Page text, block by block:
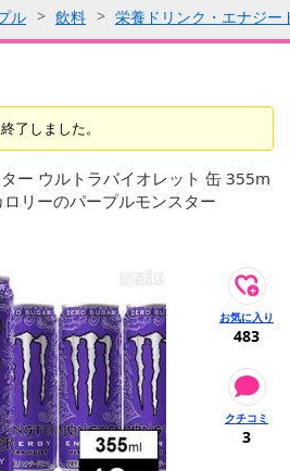
ル 飲料 栄養ドリンク・エナジー
了しました。
ー ウルトラバイオレット 缶 355m
リーのパープルモンスター
483
3